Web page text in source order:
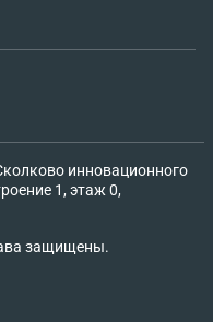
инновационного
1, этаж 0,
защищены.